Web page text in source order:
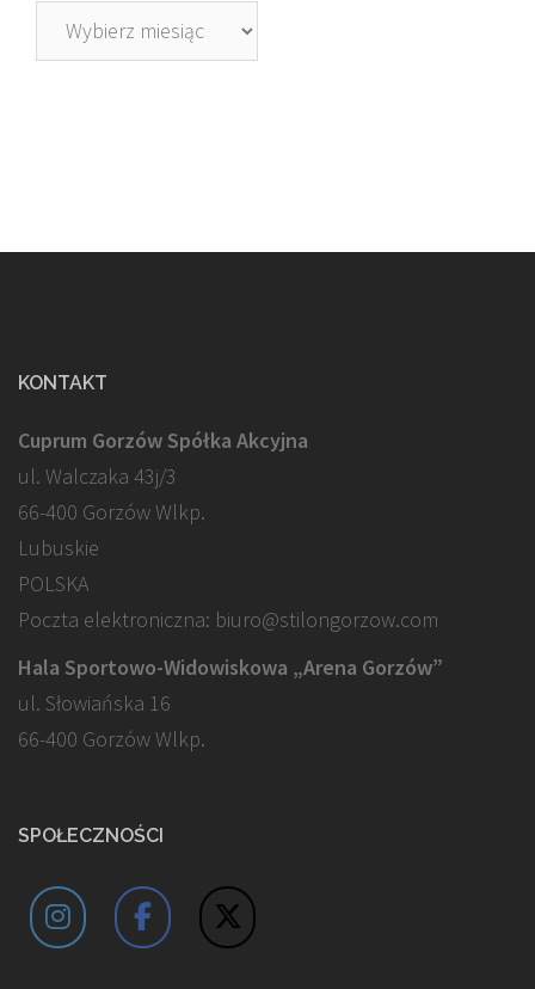
Archiwa
KONTAKT
Cuprum Gorzów Spółka Akcyjna
ul. Walczaka 43j/3
66-400 Gorzów Wlkp.
Lubuskie
POLSKA
Poczta elektroniczna: biuro@stilongorzow.com
Hala Sportowo-Widowiskowa „Arena Gorzów”
ul. Słowiańska 16
66-400 Gorzów Wlkp.
SPOŁECZNOŚCI